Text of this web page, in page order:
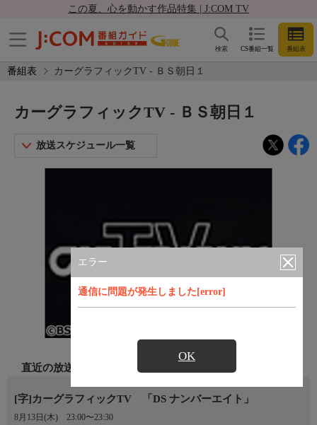
この夏、心を動かす作品特集 | J:COM TV
CS番組一覧 番組表
検索
番組表 カーグラフィックTV - ＢＳ朝日１
エラー
通信に問題が発生しました[error]
OK
カーグラフィックTV - ＢＳ朝日１
放送スケジュール一覧
直近の放送
[字]カーグラフィックTV 「DS ナンバーエイト」
8月13日(木) 23:00〜23:30